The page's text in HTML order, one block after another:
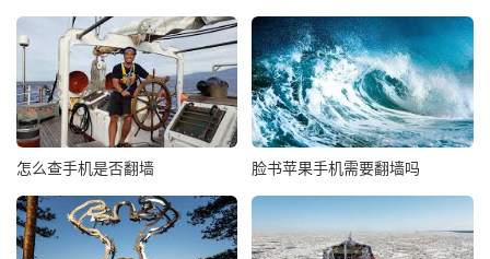
怎么查手机是否翻墙 脸书苹果手机需要翻墙吗